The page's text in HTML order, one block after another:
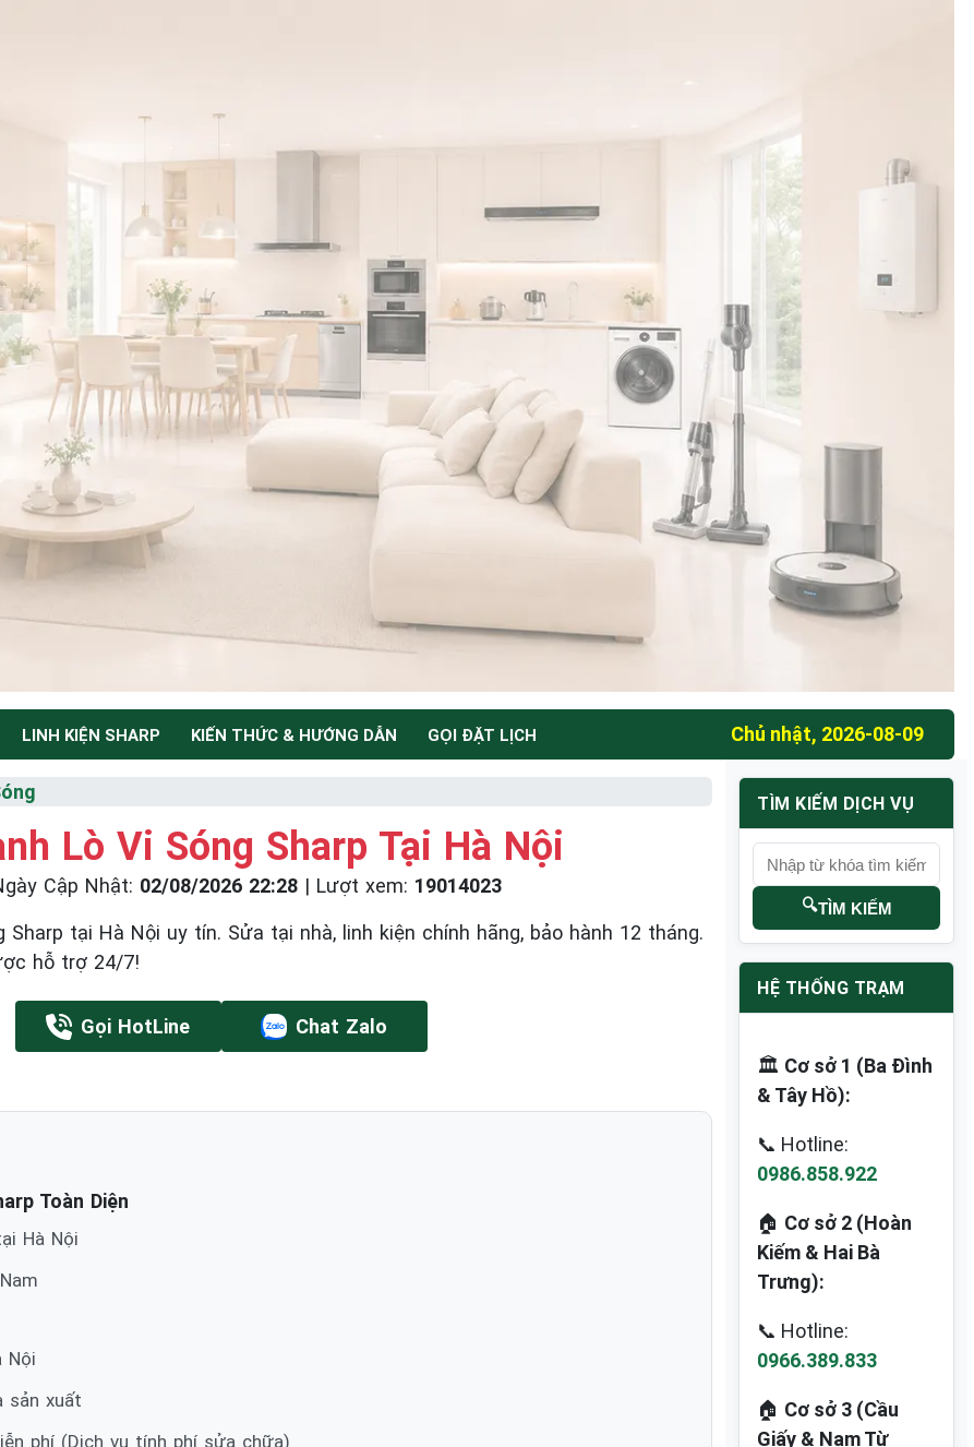
LINH KIỆN SHARP KIẾN THỨC & HƯỚNG DẪN GỌI ĐẶT LỊCH Chủ nhật, 2026-08-09
Lò Vi Sóng Sharp Tại Hà Nội
Cập Nhật: 02/08/2026 22:28 | Lượt xem: 19014023
tại Hà Nội uy tín. Sửa tại nhà, linh kiện chính hãng, bảo hành 12 tháng.
hỗ trợ 24/7!
Gọi HotLine Chat Zalo
Toàn Diện
Hà Nội
Nội
sản xuất
phí (Dịch vụ tính phí sửa chữa)
TÌM KIẾM DỊCH VỤ
🔍TÌM KIẾM
HỆ THỐNG TRẠM
🏛️ Cơ sở 1 (Ba Đình
& Tây Hồ):
📞 Hotline:
0986.858.922
🏠 Cơ sở 2 (Hoàn
Kiếm & Hai Bà
Trưng):
📞 Hotline:
0966.389.833
🏠 Cơ sở 3 (Cầu
Giấy & Nam Từ